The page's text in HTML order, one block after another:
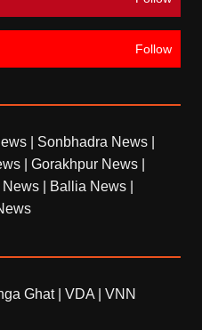
Follow
Sonbhadra News
Gorakhpur News
Ballia News
Ghat| VDA VNN